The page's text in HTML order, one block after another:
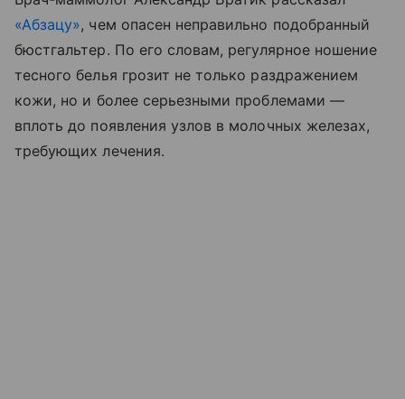
«Абзацу», чем опасен неправильно подобранный
бюстгальтер. По его словам, регулярное ношение
тесного белья грозит не только раздражением
кожи, но и более серьезными проблемами —
вплоть до появления узлов в молочных железах,
требующих лечения.